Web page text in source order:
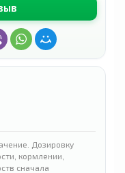
Дозировку
кормлении,
сначала